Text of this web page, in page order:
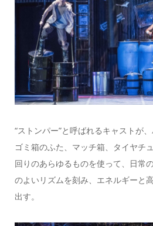
“ストンパー”と呼ばれるキャストが
ゴミ箱のふた、マッチ箱、タイヤチ
回りのあらゆるものを使って、日常
のよいリズムを刻み、エネルギーと
出す。